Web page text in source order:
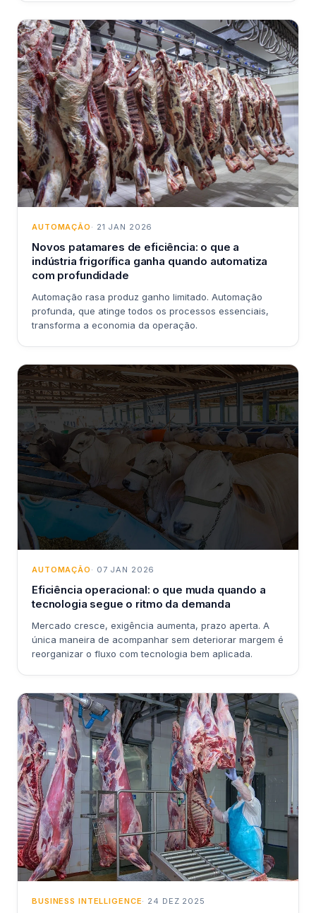
AUTOMAÇÃO · 21 JAN 2026
Novos patamares de eficiência: o que a
indústria frigorífica ganha quando automatiza
com profundidade
Automação rasa produz ganho limitado. Automação
profunda, que atinge todos os processos essenciais,
transforma a economia da operação.
AUTOMAÇÃO · 07 JAN 2026
Eficiência operacional: o que muda quando a
tecnologia segue o ritmo da demanda
Mercado cresce, exigência aumenta, prazo aperta. A
única maneira de acompanhar sem deteriorar margem é
reorganizar o fluxo com tecnologia bem aplicada.
BUSINESS INTELLIGENCE· 24 DEZ 2025